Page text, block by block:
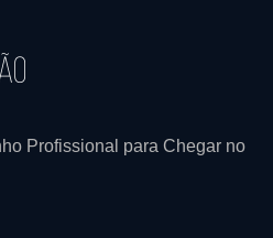
Profissional para Chegar no